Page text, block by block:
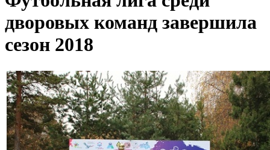
дворовых команд завершила
сезон 2018